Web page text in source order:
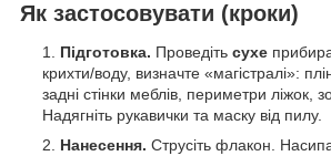
Як застосовувати (кроки)
Підготовка. Проведіть сухе
крихти/воду, визначте «магістралі»:
задні стінки меблів, периметри ліжок,
Надягніть рукавички та маску від пилу.
Нанесення. Струсіть флакон.